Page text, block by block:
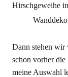
Dann stehen wir
schon vorher die
meine Auswahl